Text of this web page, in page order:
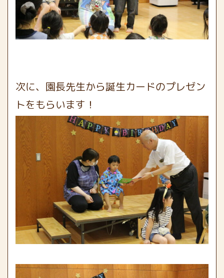
次に、園長先生から誕生カードのプレゼン
トをもらいます！